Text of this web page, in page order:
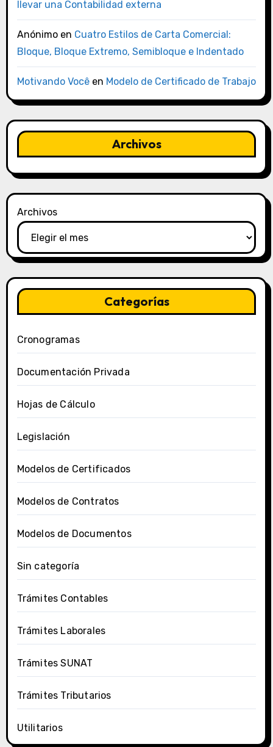
llevar una Contabilidad externa
Anónimoen Cuatro Estilos de Carta Comercial:
Bloque, Bloque Extremo, Semibloque e Indentado
Motivando Vocêen Modelo de Certificado de Trabajo
Archivos
Archivos
Categorías
Cronogramas
Documentación Privada
Hojas de Cálculo
Legislación
Modelos de Certificados
Modelos de Contratos
Modelos de Documentos
Sin categoría
Trámites Contables
Trámites Laborales
Trámites SUNAT
Trámites Tributarios
Utilitarios